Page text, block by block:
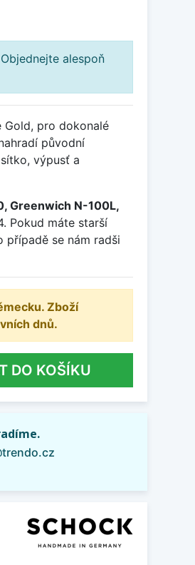
Objednejte alespoň
Gold, pro dokonalé
původní
výpusť a
Greenwich N-100L,
Pokud máte starší
případě se nám radši
Zboží
dnů.
DO KOŠÍKU